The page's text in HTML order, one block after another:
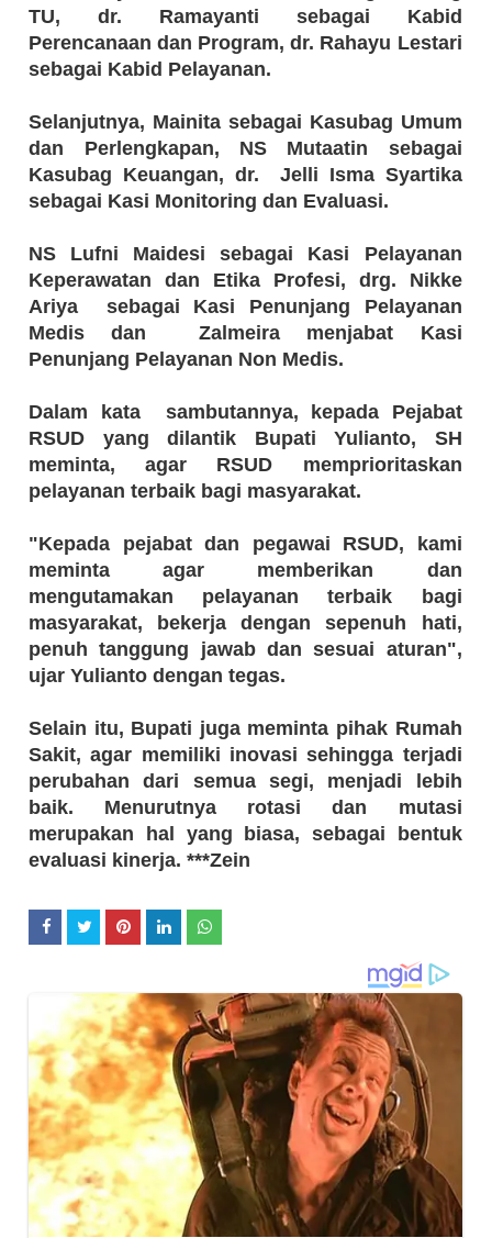
TU, dr. Ramayanti sebagai Kabid
Perencanaan dan Program, dr. Rahayu Lestari
sebagai Kabid Pelayanan.
Selanjutnya, Mainita sebagai Kasubag Umum
dan Perlengkapan, NS Mutaatin sebagai
Kasubag Keuangan, dr. Jelli Isma Syartika
sebagai Kasi Monitoring dan Evaluasi.
NS Lufni Maidesi sebagai Kasi Pelayanan
Keperawatan dan Etika Profesi, drg. Nikke
Ariya sebagai Kasi Penunjang Pelayanan
Medis dan Zalmeira menjabat Kasi
Penunjang Pelayanan Non Medis.
Dalam kata sambutannya, kepada Pejabat
RSUD yang dilantik Bupati Yulianto, SH
meminta, agar RSUD memprioritaskan
pelayanan terbaik bagi masyarakat.
"Kepada pejabat dan pegawai RSUD, kami
meminta agar memberikan dan
mengutamakan pelayanan terbaik bagi
masyarakat, bekerja dengan sepenuh hati,
penuh tanggung jawab dan sesuai aturan",
ujar Yulianto dengan tegas.
Selain itu, Bupati juga meminta pihak Rumah
Sakit, agar memiliki inovasi sehingga terjadi
perubahan dari semua segi, menjadi lebih
baik. Menurutnya rotasi dan mutasi
merupakan hal yang biasa, sebagai bentuk
evaluasi kinerja. ***Zein